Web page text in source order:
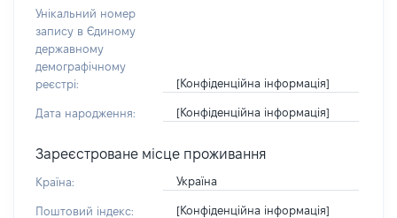
Унікальний номер
запису в Єдиному
державному
демографічному
реєстрі:
[Конфіденційна інформація]
Дата народження: [Конфіденційна інформація]
Зареєстроване місце проживання
Країна: Україна
Поштовий індекс: [Конфіденційна інформація]